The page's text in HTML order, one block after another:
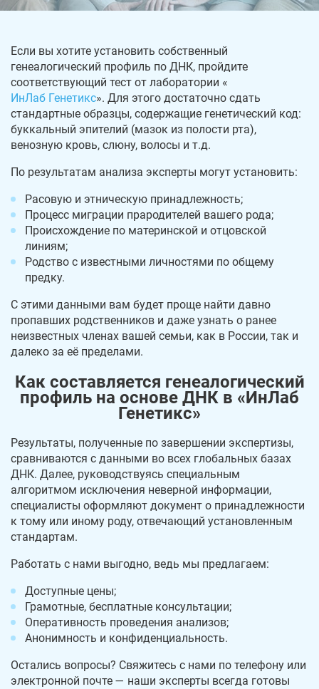
Если вы хотите установить собственный
генеалогический профиль по ДНК, пройдите
соответствующий тест от лаборатории «
ИнЛаб Генетикс». Для этого достаточно сдать
стандартные образцы, содержащие генетический код:
буккальный эпителий (мазок из полости рта),
венозную кровь, слюну, волосы и т.д.
По результатам анализа эксперты могут установить:
Расовую и этническую принадлежность;
Процесс миграции прародителей вашего рода;
Происхождение по материнской и отцовской
линиям;
Родство с известными личностями по общему
предку.
С этими данными вам будет проще найти давно
пропавших родственников и даже узнать о ранее
неизвестных членах вашей семьи, как в России, так и
далеко за её пределами.
Как составляется генеалогический
профиль на основе ДНК в «ИнЛаб
Генетикс»
Результаты, полученные по завершении экспертизы,
сравниваются с данными во всех глобальных базах
ДНК. Далее, руководствуясь специальным
алгоритмом исключения неверной информации,
специалисты оформляют документ о принадлежности
к тому или иному роду, отвечающий установленным
стандартам.
Работать с нами выгодно, ведь мы предлагаем:
Доступные цены;
Грамотные, бесплатные консультации;
Оперативность проведения анализов;
Анонимность и конфиденциальность.
Остались вопросы? Свяжитесь с нами по телефону или
электронной почте — наши эксперты всегда готовы